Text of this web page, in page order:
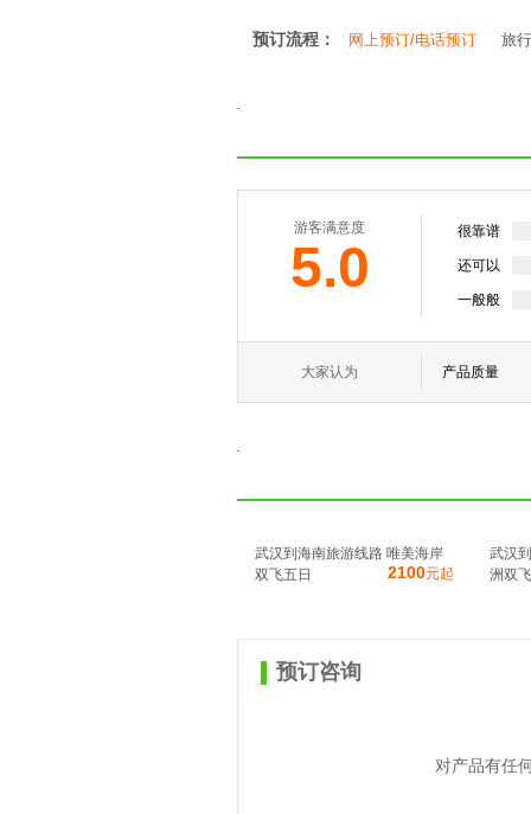
预订流程： 网上预订/电话预订 旅
游客满意度
5.0
很靠谱
还可以
一般般
大家认为 产品质量
武汉到海南旅游线路 唯美海岸
双飞五日
2100元起
武汉
洲双
预订咨询
对产品有任